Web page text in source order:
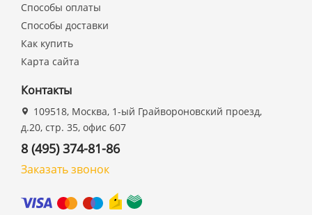
Способы оплаты
Способы доставки
Как купить
Карта сайта
Контакты
109518, Москва, 1-ый Грайвороновский проезд,
д.20, стр. 35, офис 607
8 (495) 374-81-86
Заказать звонок